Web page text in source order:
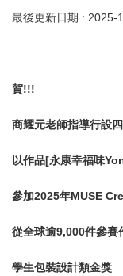
最後更新日期 : 2025-
賀!!!
商耀元老師指導行設
以作品[永康幸福味
參加2025年MUSE
從全球逾9,000件參賽
學生包裝設計類金獎